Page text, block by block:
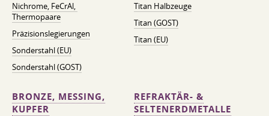
Nichrome, FeСrAl, ​​
Thermopaare
Präzisionslegierungen
Sonderstahl (EU)
Sonderstahl (GOST)
Titan Halbzeuge
Titan (GOST)
Titan (EU)
BRONZE, MESSING,
KUPFER
REFRAKTÄR- &
SELTENERDMETALLE